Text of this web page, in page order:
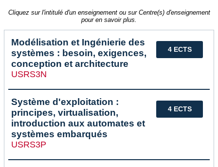
Cliquez sur l'intitulé d'un enseignement ou sur Centre(s) d'enseignement
pour en savoir plus.
4 ECTS
Modélisation et Ingénierie des
systèmes : besoin, exigences,
conception et architecture
USRS3N
4 ECTS
Système d'exploitation :
principes, virtualisation,
introduction aux automates et
systèmes embarqués
USRS3P